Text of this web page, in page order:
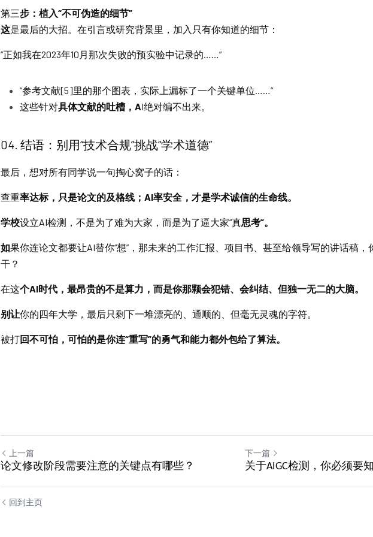
第三步：植入“不可伪造的细节”
这是最后的大招。在引言或研究背景里，加入只有你知道的细节：
“正如我在2023年10月那次失败的预实验中记录的……”
“参考文献[5]里的那个图表，实际上漏标了一个关键单位……”
这些针对具体文献的吐槽，AI绝对编不出来。
04. 结语：别用“技术合规”挑战“学术道德”
最后 ，想对所有同学说一句掏心窝子的话：
查重率达标，只是论文的及格线；AI率安全，才是学术诚信的生命线。
学校设立AI检测，不是为了难为大家，而是为了逼大家“真思考”。
如果你连论文都要让AI替你“想”，那未来的工作汇报、项目书、甚至给领导写的讲话稿
干？
在这个AI时代，最昂贵的不是算力，而是你那颗会犯错、会纠结、但独一无二的大脑。
别让你的四年大学，最后只剩下一堆漂亮的、通顺的、但毫无灵魂的字符。
被打回不可怕，可怕的是你连“重写”的勇气和能力都外包给了算法。
上一篇
论文修改阶段需要注意的关键点有哪些？
下一篇
关于AIGC检测，你必须要
回到主页